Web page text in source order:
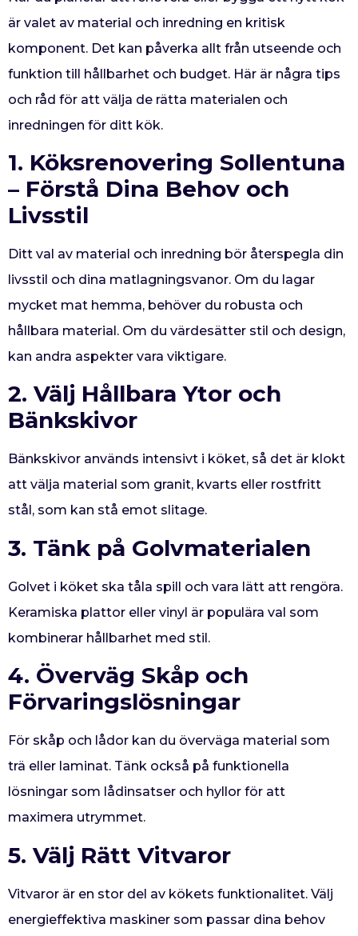
är valet av material och inredning en kritisk
komponent. Det kan påverka allt från utseende och
funktion till hållbarhet och budget. Här är några tips
och råd för att välja de rätta materialen och
inredningen för ditt kök.
1. Köksrenovering Sollentuna
– Förstå Dina Behov och
Livsstil
Ditt val av material och inredning bör återspegla din
livsstil och dina matlagningsvanor. Om du lagar
mycket mat hemma, behöver du robusta och
hållbara material. Om du värdesätter stil och design,
kan andra aspekter vara viktigare.
2. Välj Hållbara Ytor och
Bänkskivor
Bänkskivor används intensivt i köket, så det är klokt
att välja material som granit, kvarts eller rostfritt
stål, som kan stå emot slitage.
3. Tänk på Golvmaterialen
Golvet i köket ska tåla spill och vara lätt att rengöra.
Keramiska plattor eller vinyl är populära val som
kombinerar hållbarhet med stil.
4. Överväg Skåp och
Förvaringslösningar
För skåp och lådor kan du överväga material som
trä eller laminat. Tänk också på funktionella
lösningar som lådinsatser och hyllor för att
maximera utrymmet.
5. Välj Rätt Vitvaror
Vitvaror är en stor del av kökets funktionalitet. Välj
energieffektiva maskiner som passar dina behov